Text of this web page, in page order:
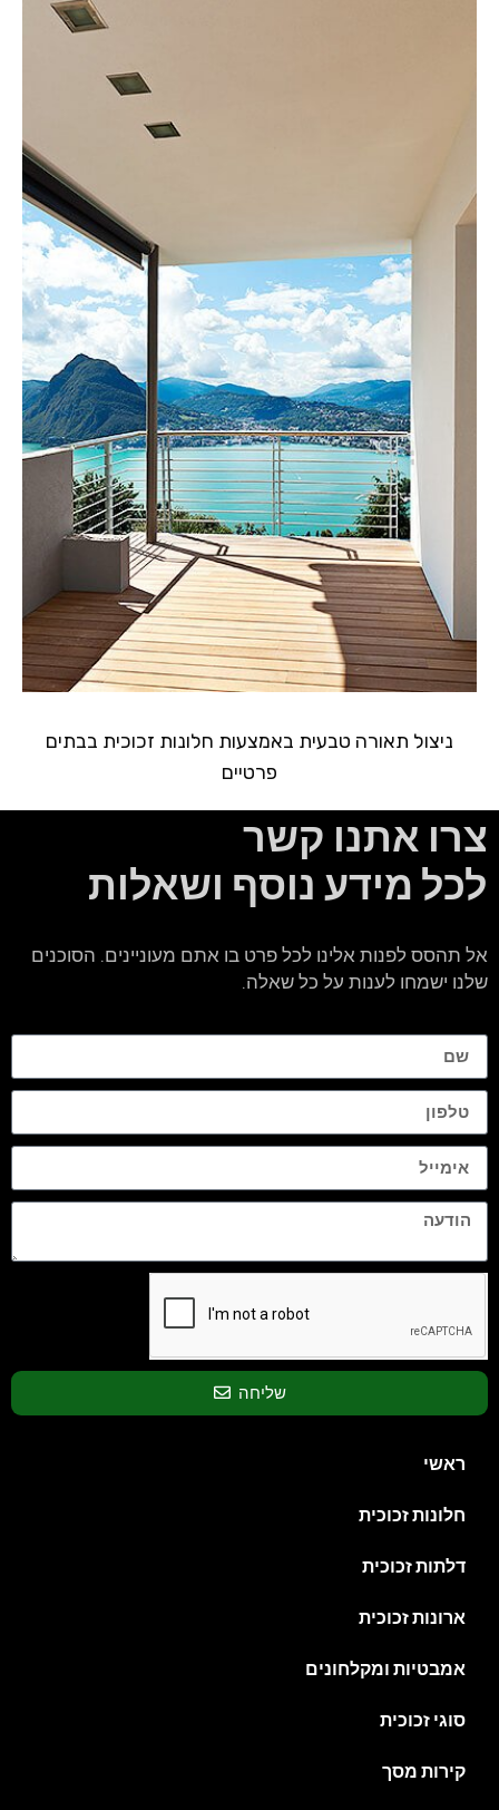
ניצול תאורה טבעית באמצעות חלונות זכוכית בבתים
פרטיים
ראשי
חלונות זכוכית
דלתות זכוכית
ארונות זכוכית
אמבטיות ומקלחונים
סוגי זכוכית
קירות מסך
צרו אתנו קשר
לכל מידע נוסף ושאלות
אל תהסס לפנות אלינו לכל פרט בו אתם מעוניינים. הסוכנים
שלנו ישמחו לענות על כל שאלה.
שליחה